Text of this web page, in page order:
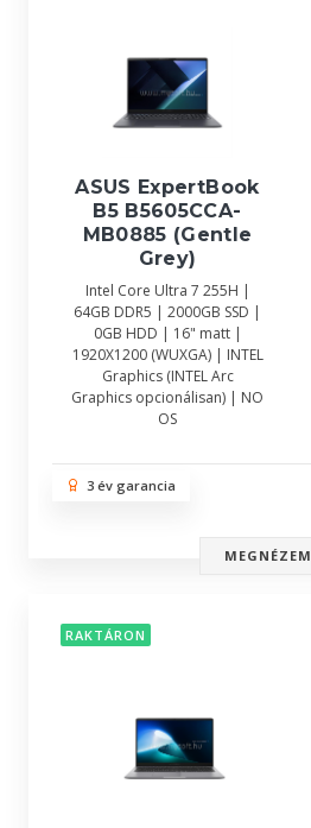
ASUS ExpertBook
B5 B5605CCA-
MB0885 (Gentle
Grey)
Intel Core Ultra 7 255H |
64GB DDR5 | 2000GB SSD |
0GB HDD | 16" matt |
1920X1200 (WUXGA) | INTEL
Graphics (INTEL Arc
Graphics opcionálisan) | NO
OS
3 év garancia
MEGNÉZEM
RAKTÁRON